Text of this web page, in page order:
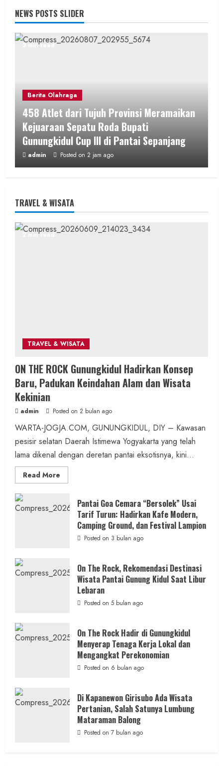
NEWS POSTS SLIDER
3 min read
Berita Olahraga
458 Atlet dari Tujuh Provinsi Meramaikan
Kejuaraan Sepatu Roda Bupati
Gunungkidul Cup III di Pantai Sepanjang
admin Posted on 2 jam ago
Wisata & Budaya
Bersama Bupati Gunungkidul Antusiasme
Warga Warnai Kirab Budaya Sadranan
Mbah Jobeh yang Kini Resmi Sandang
Status Kalurahan Mandiri Budaya
admin Posted on 15 jam ago
2 min read
Berita KUA Semugih, DIY
Keutamaan Sholawat dan Kunci Hidup
Tenang Jadi Materi Utama Pengajian
Aparat Margosari
Berita Jateng
Kebakaran Hanguskan Kantin dan Gudang
SD Negeri 1 Jerukan, Polsek Juwangi
Posted on 23 jam ago
TRAVEL & WISATA
2 min read
TRAVEL & WISATA
ON THE ROCK Gunungkidul Hadirkan Konsep
Baru, Padukan Keindahan Alam dan Wisata
Kekinian
admin Posted on 2 bulan ago
WARTA-JOGJA.COM, GUNUNGKIDUL, DIY – Kawasan
pesisir selatan Daerah Istimewa Yogyakarta yang telah
lama dikenal dengan deretan pantai eksotisnya, kini...
Read More
more
ROCK
Gunungkidul
Hadirkan
Konsep
Wisata
Kekinian
Pantai Goa Cemara “Bersolek” Usai
Tarif Turun: Hadirkan Kafe Modern,
Camping Ground, dan Festival Lampion
Posted on 3 bulan ago
On The Rock, Rekomendasi Destinasi
Wisata Pantai Gunung Kidul Saat Libur
Lebaran
Posted on 5 bulan ago
On The Rock Hadir di Gunungkidul
Menyerap Tenaga Kerja Lokal dan
Mengangkat Perekonomian
Posted on 6 bulan ago
Di Kapanewon Girisubo Ada Wisata
Pertanian, Salah Satunya Lumbung
Mataraman Balong
Posted on 7 bulan ago